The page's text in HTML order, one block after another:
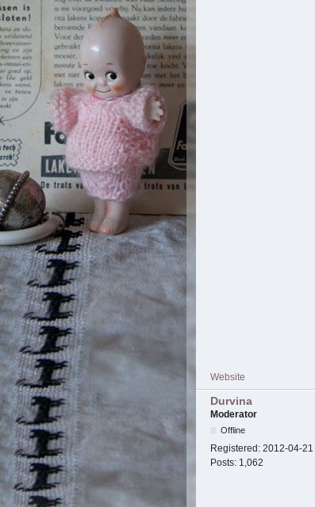
Website
Durvina
Moderator
Offline
Registered: 2012-04-21
Posts: 1,062